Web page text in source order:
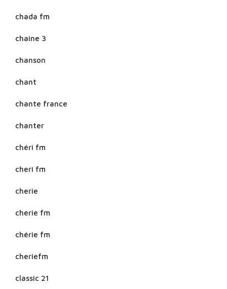
chada fm
chaine 3
chanson
chant
chante france
chanter
chéri fm
cheri fm
cherie
cherie fm
chérie fm
cheriefm
classic 21